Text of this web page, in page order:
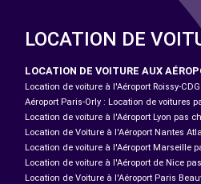
LOCATION DE
LOCATION DE VOITURE AUX
Location de voiture à l'Aéroport Roissy-
Aéroport Paris-Orly : Location de voitures
Location de voiture à l'Aéroport Lyon pas
Location de Voiture à l'Aéroport Nantes
Location de voiture à l'Aéroport Marseille
Location de voiture à l'Aéroport de Nice
Location de Voiture à l'Aéroport Paris